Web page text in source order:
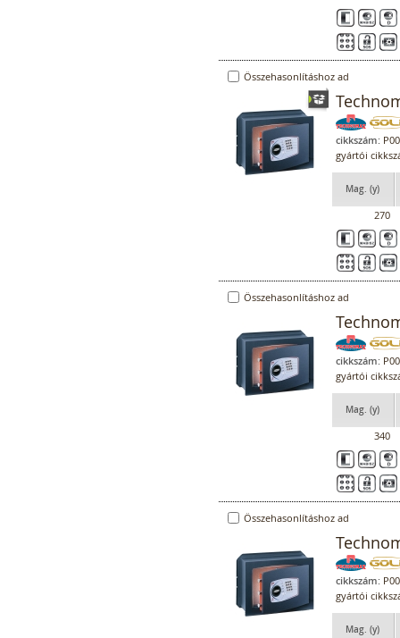
Összehasonlításhoz ad
cikkszám:
gyártói
Mag. (y)
270
Összehasonlításhoz ad
cikkszám:
gyártói
Mag. (y)
340
Összehasonlításhoz ad
cikkszám:
gyártói
Mag. (y)